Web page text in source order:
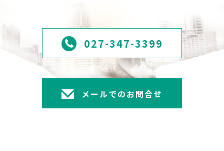
027-347-3399
メールでのお問合せ